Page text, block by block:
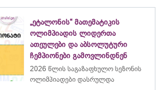
„ეტალონის“ მათემატიკის
ოლიმპიადის ლიდერთა
ათეულები და აბსოლუტური
ჩემპიონები გამოვლინდნენ
2026 წლის საგაზაფხულო სეზონის
ოლიმპიადები დასრულდა